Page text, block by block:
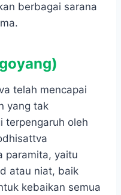
berbagai sarana
telah mencapai
yang tak
terpengaruh oleh
paramita, yaitu
atau niat, baik
kebaikan semua